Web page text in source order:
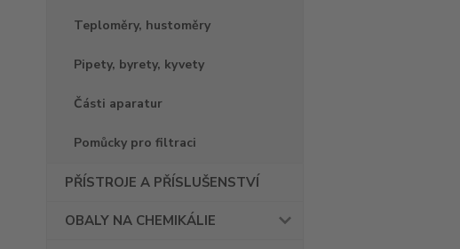
Teploměry, hustoměry
Pipety, byrety, kyvety
Části aparatur
Pomůcky pro filtraci
PŘÍSTROJE A PŘÍSLUŠENSTVÍ
OBALY NA CHEMIKÁLIE